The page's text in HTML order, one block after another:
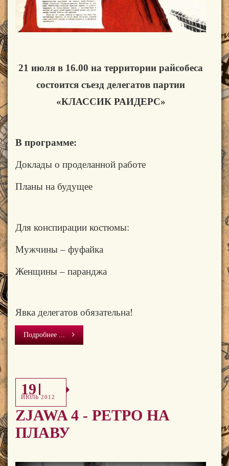
21 июля в 16.00 на территории райсобеса
состоится съезд делегатов партии
«КЛАССИК РАИДЕРС»
В программе:
Доклады о проделанной работе
Планы на будущее
Для конспирации костюмы:
Мужчины – фуфайка
Женщины – паранджа
Явка делегатов обязательна!
Подробнее ...
19
ИЮЛЬ 2012
ZJAWA 4 - РЕТРО НА
ПЛАВУ